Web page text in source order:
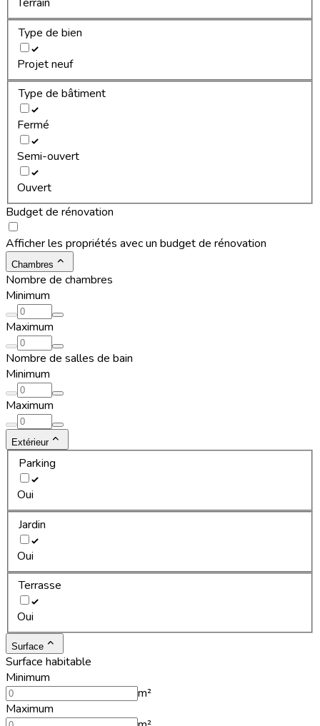
Type de bien
Projet neuf
Type de bâtiment
Fermé
Semi-ouvert
Ouvert
Budget de rénovation
Afficher les propriétés avec un budget de rénovation
Chambres
Nombre de chambres
Minimum
Maximum
Nombre de salles de bain
Minimum
Maximum
Extérieur
Parking
Oui
Jardin
Oui
Terrasse
Oui
Surface
Surface habitable
Minimum
m²
Maximum